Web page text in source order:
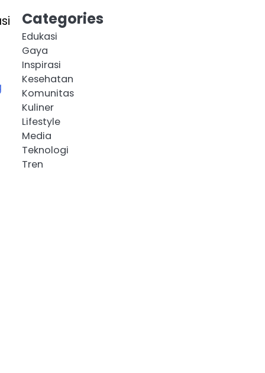
Categories
Edukasi
Gaya
Inspirasi
Kesehatan
Komunitas
Kuliner
Lifestyle
Media
Teknologi
Tren